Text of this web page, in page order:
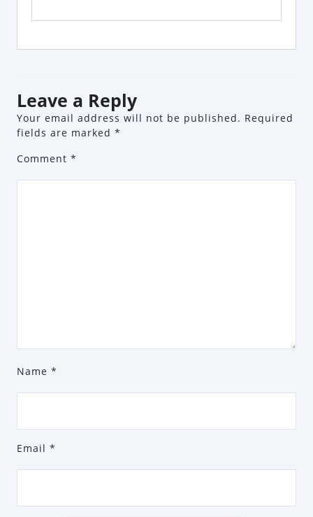
Leave a Reply
Your email address will not be published. Required
fields are marked *
Comment *
Name *
Email *